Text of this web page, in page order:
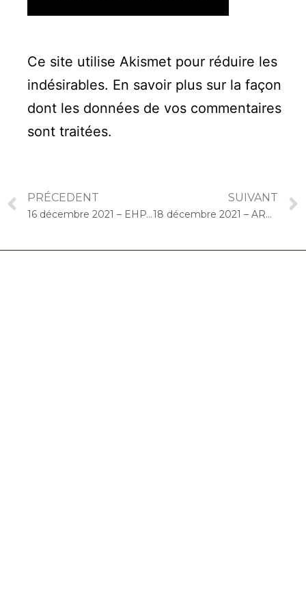
Ce site utilise Akismet pour réduire les
indésirables. En savoir plus sur la façon
dont les données de vos commentaires
sont traitées.
PRÉCEDENT
16 décembre 2021 – EHPAD Résidence Sofia (Yerres) : Concert « Choco-Cello Solo »
SUIVANT
18 décembre 2021 – ARPAVIE Jean Rostand (Athis-Mons) : Concert « Choco-Duo CelloPiano »